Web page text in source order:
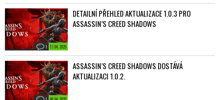
17. 04. 2025
1
DETAILNÍ PŘEHLED AKTUALIZACE 1.0.3 PRO
ASSASSIN’S CREED SHADOWS
08. 04. 2025
1
ASSASSIN’S CREED SHADOWS DOSTÁVÁ
AKTUALIZACI 1.0.2.